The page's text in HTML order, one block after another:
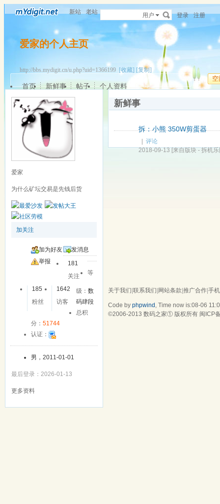
新站 老站 用户 登录 注册
爱家的个人主页
http://bbs.mydigit.cn/u.php?uid=1366199 [收藏] [复制]
空
首页 新鲜事 帖子 个人资料
爱家
为什么矿坛交易是先钱后货
加关注
加为好友
发消息
举报
181
关注
185
粉丝
1642
访客
等
级：数
码肆段
总积
分： 51744
认证：
男，2011-01-01
最后登录：2026-01-13
更多资料
新鲜事
拆：小熊 350W剪蛋器
| 评论
2018-09-13[来自版块 -拆机
关于我们 联系我们 网站条款 推广合作 手
Code by phpwind , Time now is:08-06
©2006-2013 数码之家① 版权所有 闽ICP